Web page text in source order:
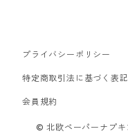
ワックスペーパー
デコパージュ用品
食べ物・フルーツ・野菜
食器・カトラリー柄
カクテルサイズ
ランチサイズ
カクテルサイズ
ドイツ製 ti-flair/ティー
ランチサイズ
ドイツ製 PAW/パウ
デコパージュはさみ
3Dデコパージュ
トレイ
ポスター・カレンダー
北欧雑貨
デコパージュ用品
プライバシーポリシー
特定商取引法に基づく表記
会員規約
© 北欧ペーパーナプキ